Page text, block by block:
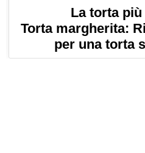
La torta
Torta margherita:
per una torta